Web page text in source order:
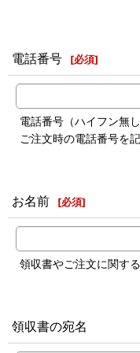
電話番号 [必須]
電話番号（ハイフン無
ご注文時の電話番号を
お名前 [必須]
領収書やご注文に関す
領収書の宛名